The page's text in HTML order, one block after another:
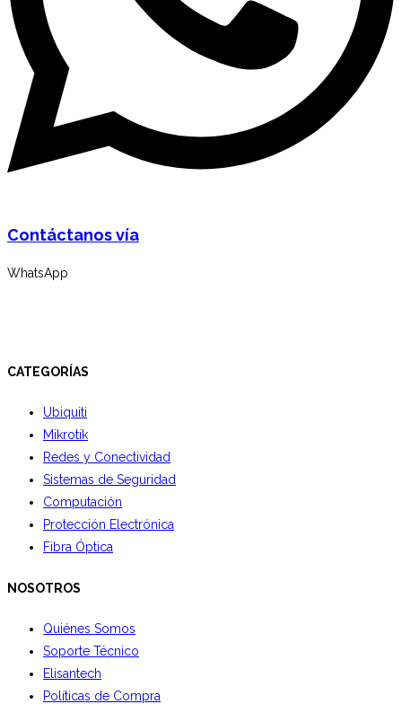
Contáctanos vía
WhatsApp
CATEGORÍAS
Ubiquiti
Mikrotik
Redes y Conectividad
Sistemas de Seguridad
Computación
Protección Electrónica
Fibra Óptica
NOSOTROS
Quiénes Somos
Soporte Técnico
Elisantech
Políticas de Compra